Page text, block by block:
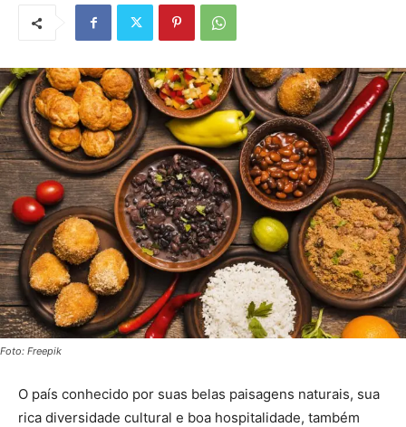
Foto: Freepik
O país conhecido por suas belas paisagens naturais, sua
rica diversidade cultural e boa hospitalidade, também